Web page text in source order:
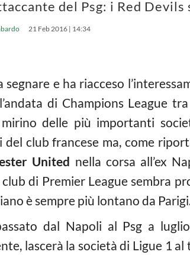
del Psg: i Red
21 Feb 2016 | 14:34
segnare e ha riacceso
di Champions League tra
mirino delle più importanti
club francese ma, come
United nella corsa all’ex
club di Premier League sembra
è sempre più lontano da
dal Napoli al Psg a
lascerà la società di Ligue 1